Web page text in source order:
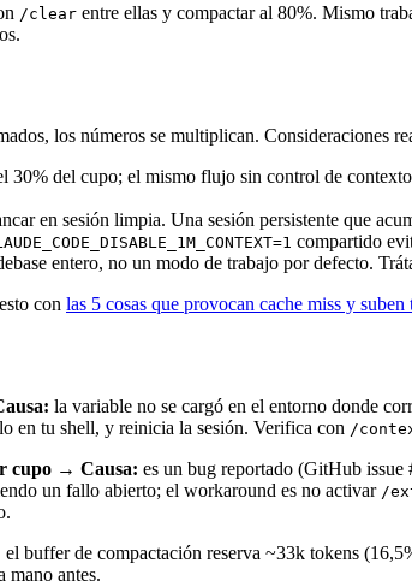
/clear entre ellas y compactar al 80%. Mismo
los números se multiplican. Consideraciones
del cupo; el mismo flujo sin control de
en sesión limpia. Una sesión persistente que
compartido
entero, no un modo de trabajo por defecto.
con las 5 cosas que provocan cache miss y suben
la variable no se cargó en el entorno donde
en tu shell, y reinicia la sesión. Verifica con /
cupo → Causa: es un bug reportado (GitHub issue
un fallo abierto; el workaround es no activar /
el buffer de compactación reserva ~33k tokens
mano antes.